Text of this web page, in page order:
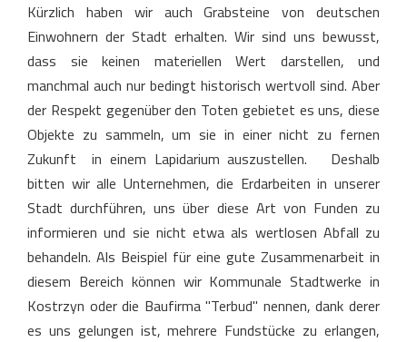
Kürzlich haben wir auch Grabsteine ​​von deutschen
Einwohnern der Stadt erhalten. Wir sind uns bewusst,
dass sie keinen materiellen Wert darstellen, und
manchmal auch nur bedingt historisch wertvoll sind. Aber
der Respekt gegenüber den Toten gebietet es uns, diese
Objekte zu sammeln, um sie in einer nicht zu fernen
Zukunft in einem Lapidarium auszustellen. Deshalb
bitten wir alle Unternehmen, die Erdarbeiten in unserer
Stadt durchführen, uns über diese Art von Funden zu
informieren und sie nicht etwa als wertlosen Abfall zu
behandeln. Als Beispiel für eine gute Zusammenarbeit in
diesem Bereich können wir Kommunale Stadtwerke in
Kostrzyn oder die Baufirma "Terbud" nennen, dank derer
es uns gelungen ist, mehrere Fundstücke zu erlangen,